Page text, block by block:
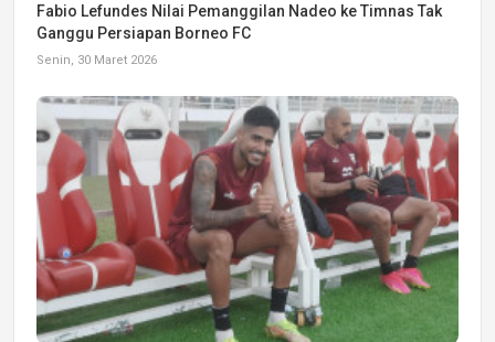
Fabio Lefundes Nilai Pemanggilan Nadeo ke Timnas Tak
Ganggu Persiapan Borneo FC
Senin, 30 Maret 2026